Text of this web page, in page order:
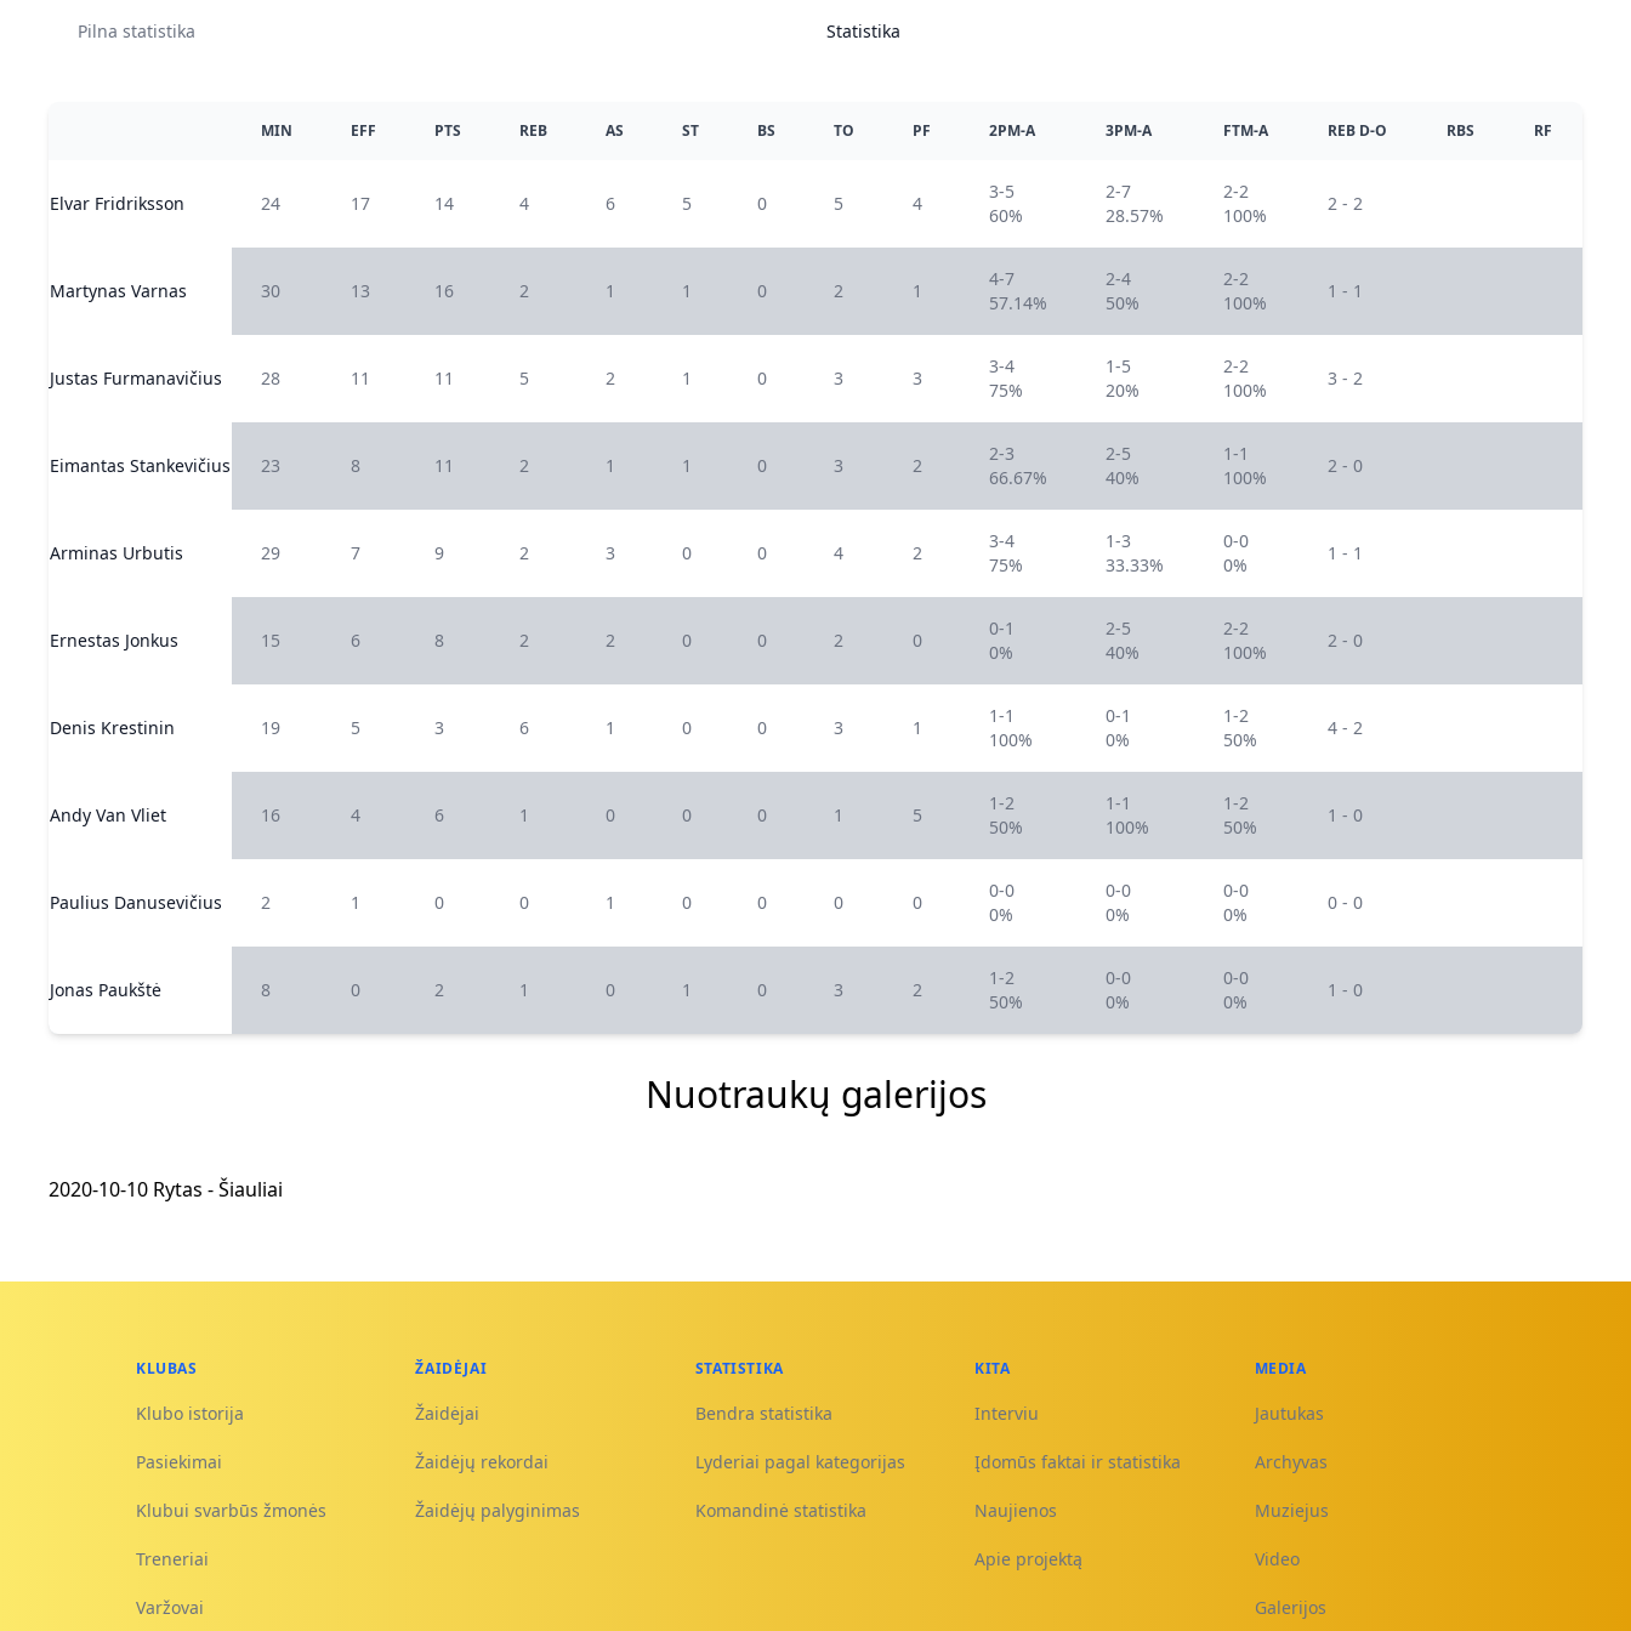
Pilna statistika Statistika
MIN EFF PTS REB AS ST BS TO PF 2PM-A 3PM-A FTM-A REB D-O RBS RF
Elvar Fridriksson 24 17 14 4 6 5 0 5 4
3-5
60%
2-7
28.57%
2-2
100%
2 - 2
Martynas Varnas 30 13 16 2 1 1 0 2 1
4-7
57.14%
2-4
50%
2-2
100%
1 - 1
Justas Furmanavičius 28 11 11 5 2 1 0 3 3
3-4
75%
1-5
20%
2-2
100%
3 - 2
Eimantas Stankevičius 23 8 11 2 1 1 0 3 2
2-3
66.67%
2-5
40%
1-1
100%
2 - 0
Arminas Urbutis 29 7 9 2 3 0 0 4 2
3-4
75%
1-3
33.33%
0-0
0%
1 - 1
Ernestas Jonkus 15 6 8 2 2 0 0 2 0
0-1
0%
2-5
40%
2-2
100%
2 - 0
Denis Krestinin 19 5 3 6 1 0 0 3 1
1-1
100%
0-1
0%
1-2
50%
4 - 2
Andy Van Vliet 16 4 6 1 0 0 0 1 5
1-2
50%
1-1
100%
1-2
50%
1 - 0
Paulius Danusevičius 2 1 0 0 1 0 0 0 0
0-0
0%
0-0
0%
0-0
0%
0 - 0
Jonas Paukštė 8 0 2 1 0 1 0 3 2
1-2
50%
0-0
0%
0-0
0%
1 - 0
Nuotraukų galerijos
2020-10-10 Rytas - Šiauliai
KLUBAS
Klubo istorija
Pasiekimai
Klubui svarbūs žmonės
Treneriai
Varžovai
ŽAIDĖJAI
Žaidėjai
Žaidėjų rekordai
Žaidėjų palyginimas
STATISTIKA
Bendra statistika
Lyderiai pagal kategorijas
Komandinė statistika
KITA
Interviu
Įdomūs faktai ir statistika
Naujienos
Apie projektą
MEDIA
Jautukas
Archyvas
Muziejus
Video
Galerijos